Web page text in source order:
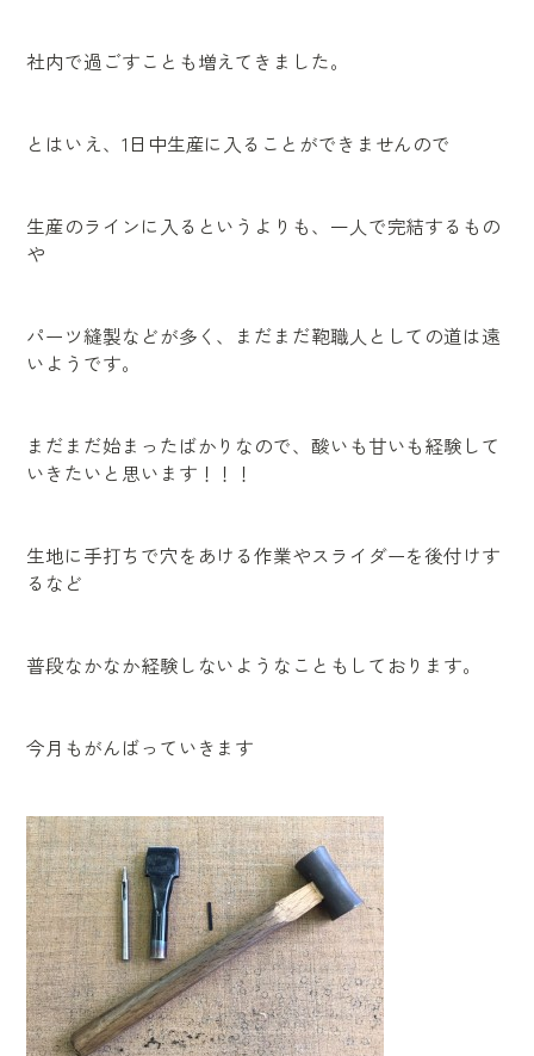
社内で過ごすことも増えてきました。
とはいえ、1日中生産に入ることができませんので
生産のラインに入るというよりも、一人で完結するもの
や
パーツ縫製などが多く、まだまだ鞄職人としての道は遠
いようです。
まだまだ始まったばかりなので、酸いも甘いも経験して
いきたいと思います！！！
生地に手打ちで穴をあける作業やスライダーを後付けす
るなど
普段なかなか経験しないようなこともしております。
今月もがんばっていきます